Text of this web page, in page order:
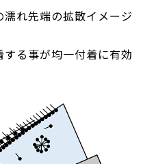
れ先端の拡散イメージ
る事が均一付着に有効